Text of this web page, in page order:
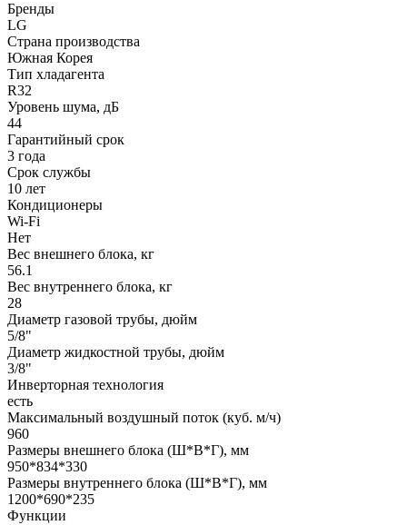
Бренды
LG
Страна производства
Южная Корея
Тип хладагента
R32
Уровень шума, дБ
44
Гарантийный срок
3 года
Срок службы
10 лет
Кондиционеры
Wi-Fi
Нет
Вес внешнего блока, кг
56.1
Вес внутреннего блока, кг
28
Диаметр газовой трубы, дюйм
5/8"
Диаметр жидкостной трубы, дюйм
3/8"
Инверторная технология
есть
Максимальный воздушный поток (куб. м/ч)
960
Размеры внешнего блока (Ш*В*Г), мм
950*834*330
Размеры внутреннего блока (Ш*В*Г), мм
1200*690*235
Функции